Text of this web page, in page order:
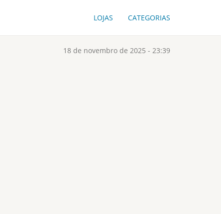
LOJAS CATEGORIAS
18 de novembro de 2025 - 23:39